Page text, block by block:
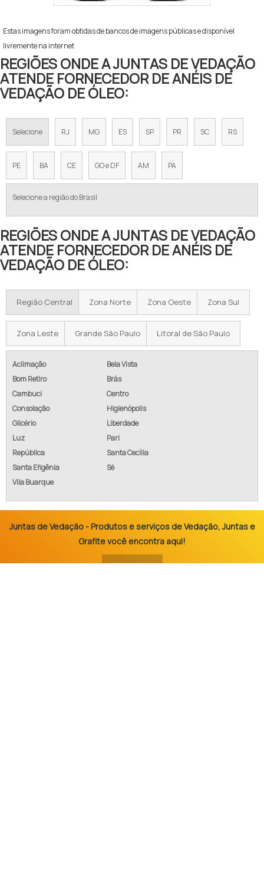
Estas imagens foram obtidas de bancos de imagens públicas e disponível
livremente na internet
REGIÕES ONDE A JUNTAS DE VEDAÇÃO
ATENDE FORNECEDOR DE ANÉIS DE
VEDAÇÃO DE ÓLEO:
Selecione RJ MG ES SP PR SC RS
PE BA CE GO e DF AM PA
Selecione a região do Brasil
REGIÕES ONDE A JUNTAS DE VEDAÇÃO
ATENDE FORNECEDOR DE ANÉIS DE
VEDAÇÃO DE ÓLEO:
Região Central Zona Norte Zona Oeste Zona Sul
Zona Leste Grande São Paulo Litoral de São Paulo
Aclimação
Bela Vista
Bom Retiro
Brás
Cambuci
Centro
Consolação
Higienópolis
Glicério
Liberdade
Luz
Pari
República
Santa Cecília
Santa Efigênia
Sé
Vila Buarque
Juntas de Vedação - Produtos e serviços de Vedação, Juntas e
Grafite você encontra aqui!